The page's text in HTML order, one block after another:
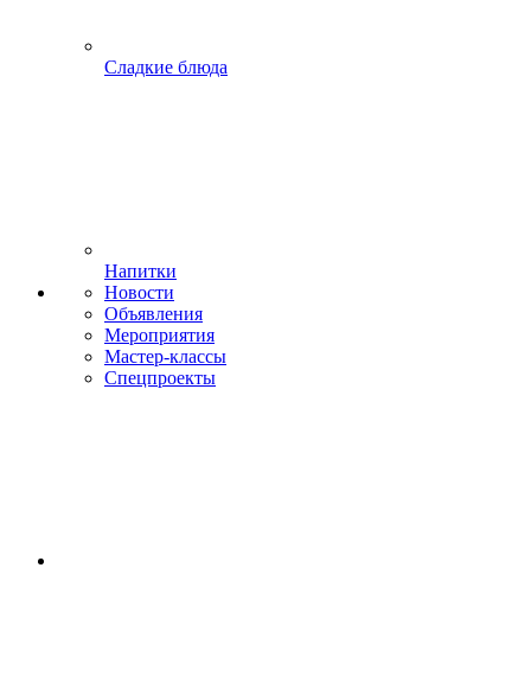
Сладкие блюда
Напитки
Новости
Объявления
Мероприятия
Мастер-классы
Спецпроекты